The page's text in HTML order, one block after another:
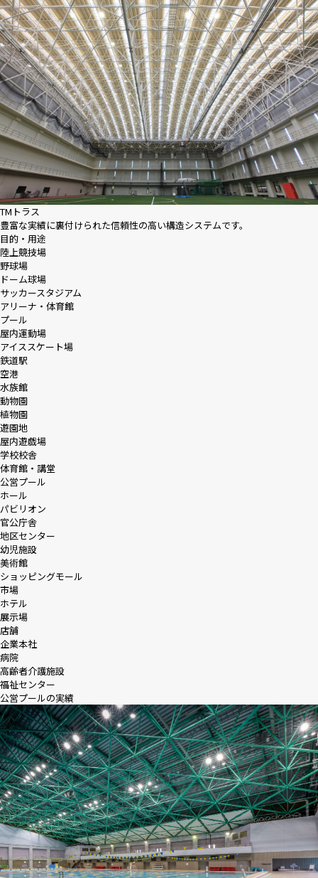
TMトラス
豊富な実績に裏付けられた信頼性の高い構造システムです。
目的・用途
陸上競技場
野球場
ドーム球場
サッカースタジアム
アリーナ・体育館
プール
屋内運動場
アイススケート場
鉄道駅
空港
水族館
動物園
植物園
遊園地
屋内遊戯場
学校校舎
体育館・講堂
公営プール
ホール
パビリオン
官公庁舎
地区センター
幼児施設
美術館
ショッピングモール
市場
ホテル
展示場
店舗
企業本社
病院
高齢者介護施設
福祉センター
公営プールの実績